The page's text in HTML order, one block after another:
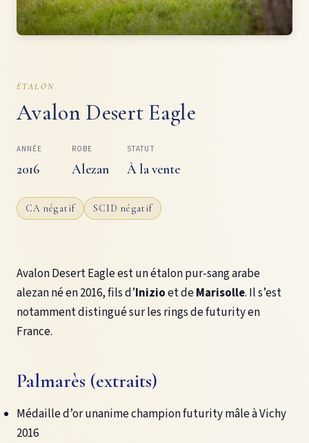
ÉTALON
Avalon Desert Eagle
ANNÉE
2016
ROBE
Alezan
STATUT
À la vente
CA négatif SCID négatif
Avalon Desert Eagle est un étalon pur-sang arabe
alezan né en 2016, fils d’Inizioet deMarisolle. Il s’est
notamment distingué sur les rings de futurity en
France.
Palmarès (extraits)
Médaille d’or unanime champion futurity mâle à Vichy
2016